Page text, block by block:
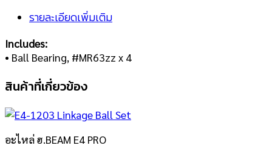
รายละเอียดเพิ่มเติม
Includes:
• Ball Bearing, #MR63zz x 4
สินค้าที่เกี่ยวข้อง
อะไหล่ ฮ.BEAM E4 PRO